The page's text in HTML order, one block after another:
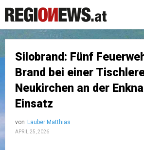
Silobrand: Fünf
Brand bei einer
Neukirchen an der
Einsatz
von Lauber Matthias
APRIL 25, 2026